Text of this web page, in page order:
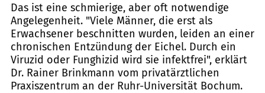
Das ist eine schmierige, aber oft notwendige
Angelegenheit. "Viele Männer, die erst als
Erwachsener beschnitten wurden, leiden an einer
chronischen Entzündung der Eichel. Durch ein
Viruzid oder Funghizid wird sie infektfrei", erklärt
Dr. Rainer Brinkmann vom privatärztlichen
Praxiszentrum an der Ruhr-Universität Bochum.